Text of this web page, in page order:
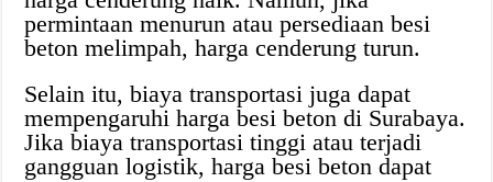
permintaan menurun atau persediaan besi
beton melimpah, harga cenderung turun.
Selain itu, biaya transportasi juga dapat
mempengaruhi harga besi beton di Surabaya.
Jika biaya transportasi tinggi atau terjadi
gangguan logistik, harga besi beton dapat